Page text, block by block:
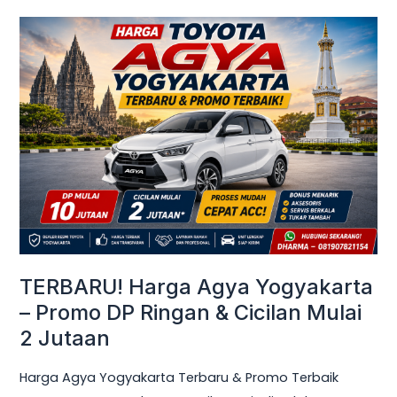
TERBARU! Harga Agya Yogyakarta
– Promo DP Ringan & Cicilan Mulai
2 Jutaan
Harga Agya Yogyakarta Terbaru & Promo Terbaik
TERBARU!
Harga
Agya
Yogyakarta
–
Promo
DP
Ringan
Cicilan
2
Jutaan